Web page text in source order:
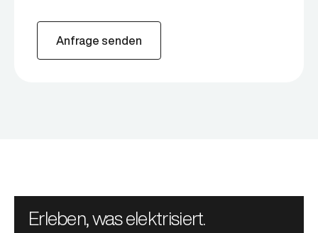
Anfrage senden
Erleben, was elektrisiert.